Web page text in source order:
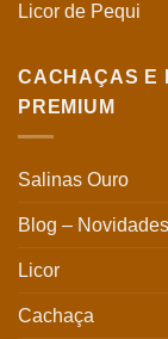
Licor de Pequi
CACHAÇAS E
PREMIUM
Salinas Ouro
Blog –
Licor
Cachaça